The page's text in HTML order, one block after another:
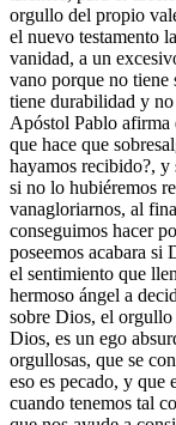
orgullo del propio
el nuevo testamento
vanidad, a un
vano porque no tiene
tiene durabilidad y
Apóstol Pablo afirma
que hace que
hayamos recibido?,
si no lo hubiéremos
vanagloriarnos, al
conseguimos hacer
poseemos acabara
el sentimiento que
hermoso ángel a
sobre Dios, el orgullo
Dios, es un ego
orgullosas, que se
eso es pecado, y que
cuando tenemos tal